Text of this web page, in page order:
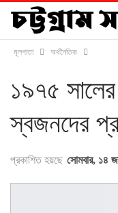
মূলপাতা অর্থনৈতিক
১৯৭৫
স্বজনদের
প্রকাশিত হয়ছে সোমবার, ১৪